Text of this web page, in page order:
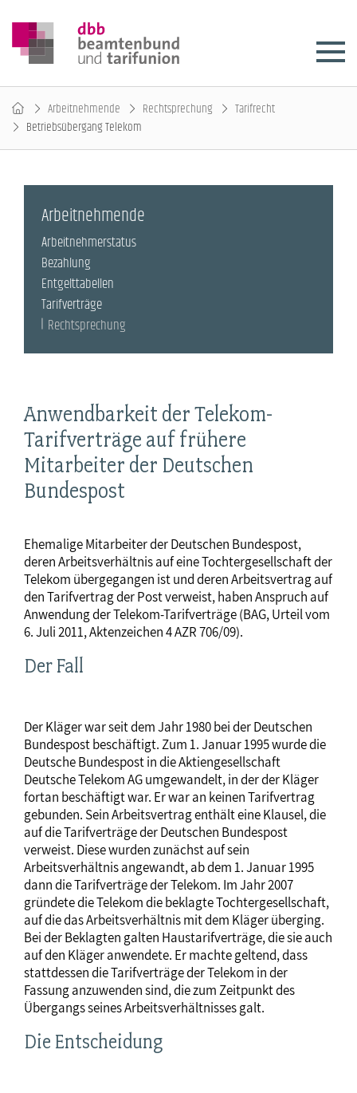
Arbeitnehmende Rechtsprechung
Tarifrecht
Betriebsübergang Telekom
Anwendbarkeit der Telekom-
Tarifverträge auf frühere
Mitarbeiter der Deutschen
Bundespost
Ehemalige Mitarbeiter der Deutschen Bundespost,
deren Arbeitsverhältnis auf eine Tochtergesellschaft der
Telekom übergegangen ist und deren Arbeitsvertrag auf
den Tarifvertrag der Post verweist, haben Anspruch auf
Anwendung der Telekom-Tarifverträge (BAG, Urteil vom
6. Juli 2011, Aktenzeichen 4 AZR 706/09).
Der Fall
Der Kläger war seit dem Jahr 1980 bei der Deutschen
Bundespost beschäftigt. Zum 1. Januar 1995 wurde die
Deutsche Bundespost in die Aktiengesellschaft
Deutsche Telekom AG umgewandelt, in der der Kläger
fortan beschäftigt war. Er war an keinen Tarifvertrag
gebunden. Sein Arbeitsvertrag enthält eine Klausel, die
auf die Tarifverträge der Deutschen Bundespost
verweist. Diese wurden zunächst auf sein
Arbeitsverhältnis angewandt, ab dem 1. Januar 1995
dann die Tarifverträge der Telekom. Im Jahr 2007
gründete die Telekom die beklagte Tochtergesellschaft,
auf die das Arbeitsverhältnis mit dem Kläger überging.
Bei der Beklagten galten Haustarifverträge, die sie auch
auf den Kläger anwendete. Er machte geltend, dass
stattdessen die Tarifverträge der Telekom in der
Fassung anzuwenden sind, die zum Zeitpunkt des
Übergangs seines Arbeitsverhältnisses galt.
Die Entscheidung
Arbeitnehmende
Arbeitnehmerstatus
Bezahlung
Entgelttabellen
Tarifverträge
Rechtsprechung